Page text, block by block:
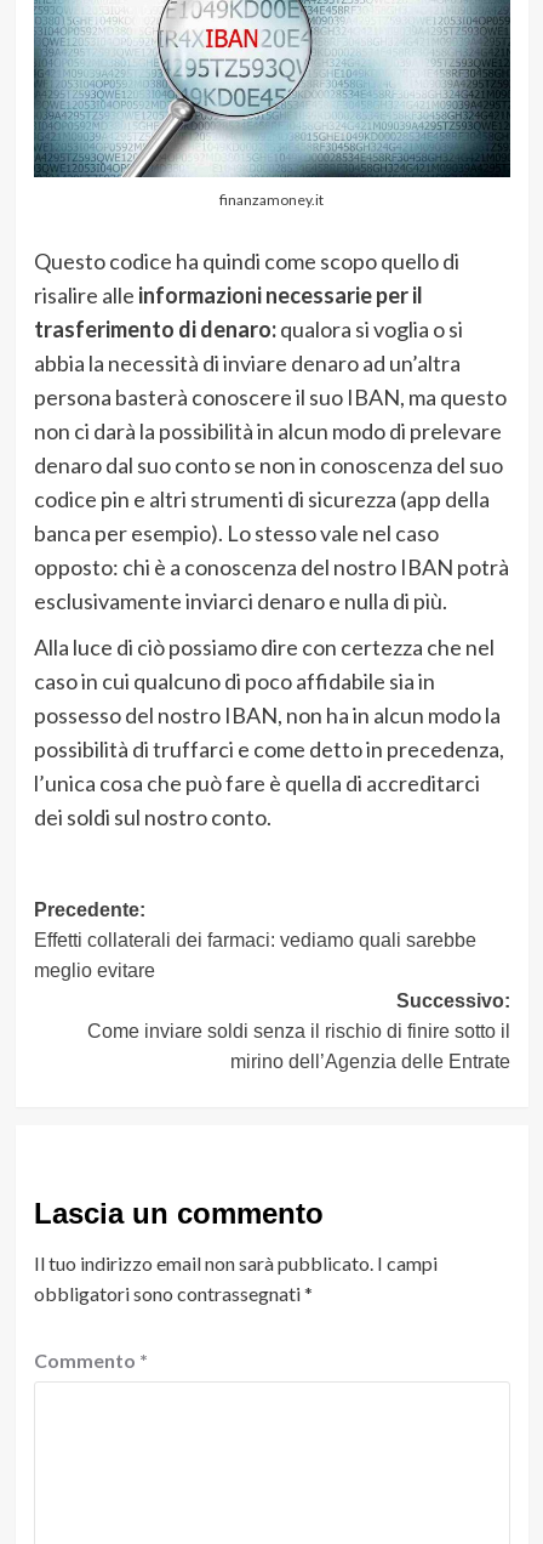
finanzamoney.it
Questo codice ha quindi come scopo quello di
risalire alle informazioni necessarie per il
trasferimento di denaro:qualora si voglia o si
abbia la necessità di inviare denaro ad un’altra
persona basterà conoscere il suo IBAN, ma questo
non ci darà la possibilità in alcun modo di prelevare
denaro dal suo conto se non in conoscenza del suo
codice pin e altri strumenti di sicurezza (app della
banca per esempio). Lo stesso vale nel caso
opposto: chi è a conoscenza del nostro IBAN potrà
esclusivamente inviarci denaro e nulla di più.
Alla luce di ciò possiamo dire con certezza che nel
caso in cui qualcuno di poco affidabile sia in
possesso del nostro IBAN, non ha in alcun modo la
possibilità di truffarci e come detto in precedenza,
l’unica cosa che può fare è quella di accreditarci
dei soldi sul nostro conto.
Navigazione
articolo
Precedente:
Effetti collaterali dei farmaci: vediamo quali sarebbe
meglio evitare
Successivo:
Come inviare soldi senza il rischio di finire sotto il
mirino dell’Agenzia delle Entrate
Lascia un commento
Il tuo indirizzo email non sarà pubblicato. I campi
obbligatori sono contrassegnati*
Commento *